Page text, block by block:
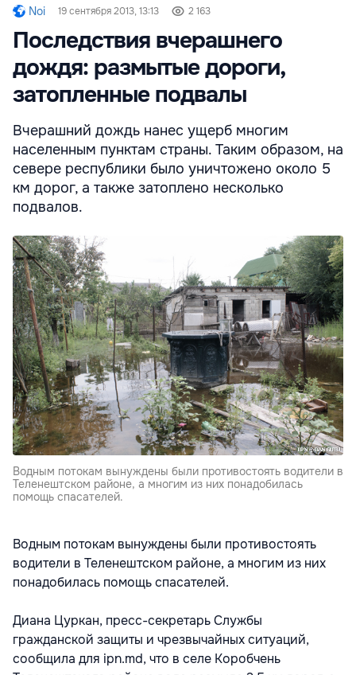
Noi 19 сентября 2013, 13:13 2 163
Последствия вчерашнего
дождя: размытые дороги,
затопленные подвалы
Вчерашний дождь нанес ущерб многим
населенным пунктам страны. Таким образом, на
севере республики было уничтожено около 5
км дорог, а также затоплено несколько
подвалов.
Водным потокам вынуждены были противостоять водители в
Теленештском районе, а многим из них понадобилась
помощь спасателей.
Водным потокам вынуждены были противостоять
водители в Теленештском районе, а многим из них
понадобилась помощь спасателей.
Диана Цуркан, пресс-секретарь Службы
гражданской защиты и чрезвычайных ситуаций,
сообщила для ipn.md, что в селе Коробчень